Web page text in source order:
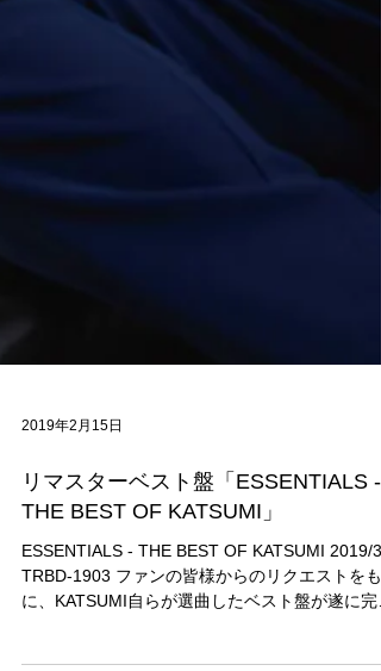
2019年2月15日
THE BEST OF KATSUMI」
ESSENTIALS - THE BEST OF KATSUMI 2019/3/